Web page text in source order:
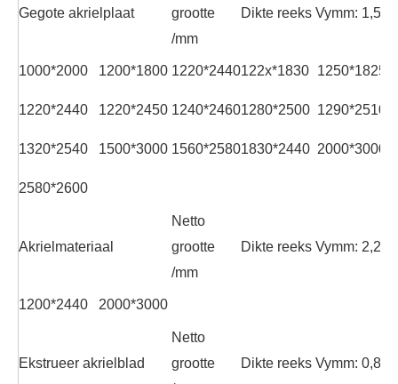
Gegote akrielplaat
grootte
/mm
Dikte reeks Vymm: 1,5-
1000*2000 1200*1800 1220*2440122x*1830 1250*18250
1220*2440 1220*2450 1240*24601280*2500 1290*2510
1320*2540 1500*3000 1560*25801830*2440 2000*3000
2580*2600
Akrielmateriaal
Netto
grootte
/mm
Dikte reeks Vymm: 2,2-
1200*2440 2000*3000
Ekstrueer akrielblad
Netto
grootte
Dikte reeks Vymm: 0,8-